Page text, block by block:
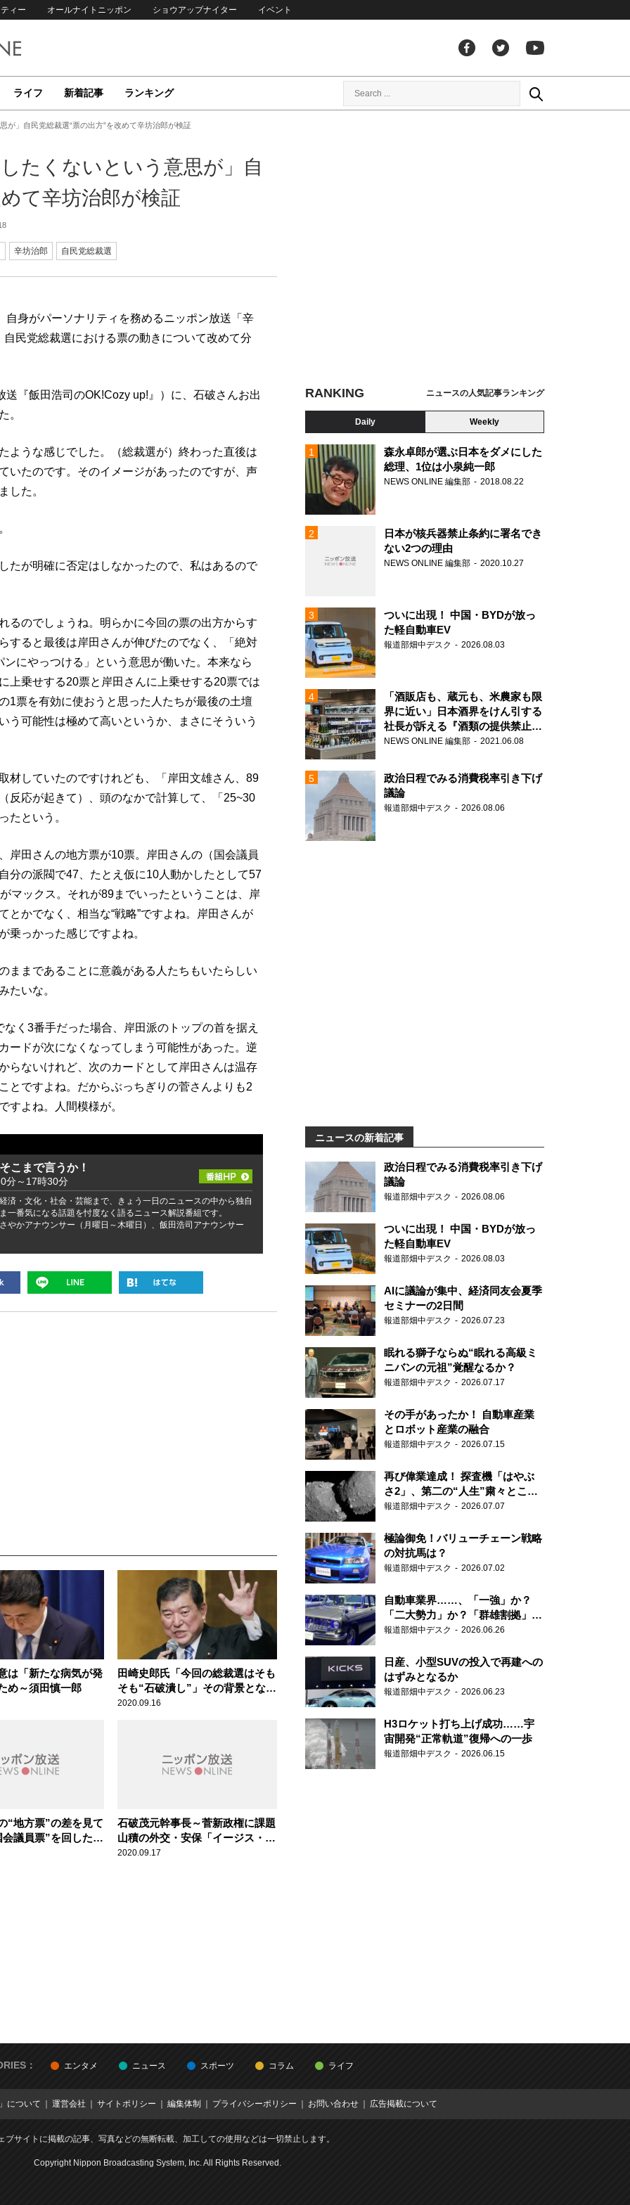
ィー オールナイトニッポン ショウアップナイター イベント
ライフ 新着記事 ランキング
が」自民党総裁選“票の出方”を改めて辛坊治郎が検証
たくないという意思が」自
て辛坊治郎が検証
辛坊治郎 自民党総裁選
身がパーソナリティを務めるニッポン放送「辛
民党総裁選における票の動きについて改めて分
『飯田浩司のOK!Cozy up!』）に、石破さんお出
。
ような感じでした。（総裁選が）終わった直後は
いたのです。そのイメージがあったのですが、声
した。
たが明確に否定はしなかったので、私はあるので
るのでしょうね。明らかに今回の票の出方からす
すると最後は岸田さんが伸びたのでなく、「絶対
にやっつける」という意思が働いた。本来なら
乗せする20票と岸田さんに上乗せする20票では
1票を有効に使おうと思った人たちが最後の土壇
う可能性は極めて高いというか、まさにそういう
材していたのですけれども、「岸田文雄さん、89
反応が起きて）、頭のなかで計算して、「25~30
たという。
岸田さんの地方票が10票。岸田さんの（国会議員
分の派閥で47、たとえ仮に10人動かしたとして57
マックス。それが89までいったということは、岸
かでなく、相当な“戦略”ですよね。岸田さんが
乗っかった感じですよね。
ままであることに意義がある人たちもいたらしい
たいな。
く3番手だった場合、岸田派のトップの首を据え
ードが次になくなってしまう可能性があった。逆
らないけれど、次のカードとして岸田さんは温存
とですよね。だからぶっちぎりの菅さんよりも2
すよね。人間模様が。
こまで言うか！
分～17時30分
済・文化・社会・芸能まで、きょう一日のニュースの中から独自
一番気になる話題を忖度なく語るニュース解説番組です。
やかアナウンサー（月曜日～木曜日）、飯田浩司アナウンサー
は「新たな病気が発
め～須田慎一郎
田崎史郎氏「今回の総裁選はそも
そも“石破潰し”」その背景となっ
た積怨とは
2020.09.16
“地方票”の差を見て
議員票”を回した」
石破茂元幹事長～菅新政権に課題
山積の外交・安保「イージス・ア
ショアはどうなるのか」
2020.09.17
RANKING ニュースの人気記事ランキング
Daily Weekly
森永卓郎が選ぶ日本をダメにした
総理、1位は小泉純一郎
NEWS ONLINE 編集部 2018.08.22
日本が核兵器禁止条約に署名でき
ない2つの理由
NEWS ONLINE 編集部 2020.10.27
ついに出現！ 中国・BYDが放っ
た軽自動車EV
報道部畑中デスク 2026.08.03
「酒販店も、蔵元も、米農家も限
界に近い」日本酒界をけん引する
社長が訴える『酒類の提供禁止』
策の大打撃
NEWS ONLINE 編集部 2021.06.08
政治日程でみる消費税率引き下げ
議論
報道部畑中デスク 2026.08.06
ニュースの新着記事
政治日程でみる消費税率引き下げ
議論
報道部畑中デスク 2026.08.06
ついに出現！ 中国・BYDが放っ
た軽自動車EV
報道部畑中デスク 2026.08.03
AIに議論が集中、経済同友会夏季
セミナーの2日間
報道部畑中デスク 2026.07.23
眠れる獅子ならぬ“眠れる高級ミ
ニバンの元祖”覚醒なるか？
報道部畑中デスク 2026.07.17
その手があったか！ 自動車産業
とロボット産業の融合
報道部畑中デスク 2026.07.15
再び偉業達成！ 探査機「はやぶ
さ2」、第二の“人生”粛々とこな
す
報道部畑中デスク 2026.07.07
極論御免！バリューチェーン戦略
の対抗馬は？
報道部畑中デスク 2026.07.02
自動車業界……、「一強」か？
「二大勢力」か？「群雄割拠」
か？
報道部畑中デスク 2026.06.26
日産、小型SUVの投入で再建への
はずみとなるか
報道部畑中デスク 2026.06.23
H3ロケット打ち上げ成功……宇
宙開発“正常軌道”復帰への一歩
報道部畑中デスク 2026.06.15
： エンタメ ニュース スポーツ コラム ライフ
について 運営会社 サイトポリシー 編集体制 プライバシーポリシー お問い合わせ 広告掲載について
ブサイトに掲載の記事、写真などの無断転載、加工しての使用などは一切禁止します。
Copyright Nippon Broadcasting System, Inc. All Rights Reserved.